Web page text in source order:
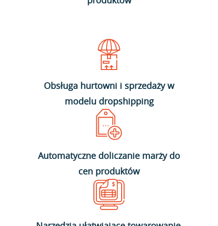
Obsługa hurtowni i sprzedaży w
modelu dropshipping
Automatyczne doliczanie marży do
cen produktów